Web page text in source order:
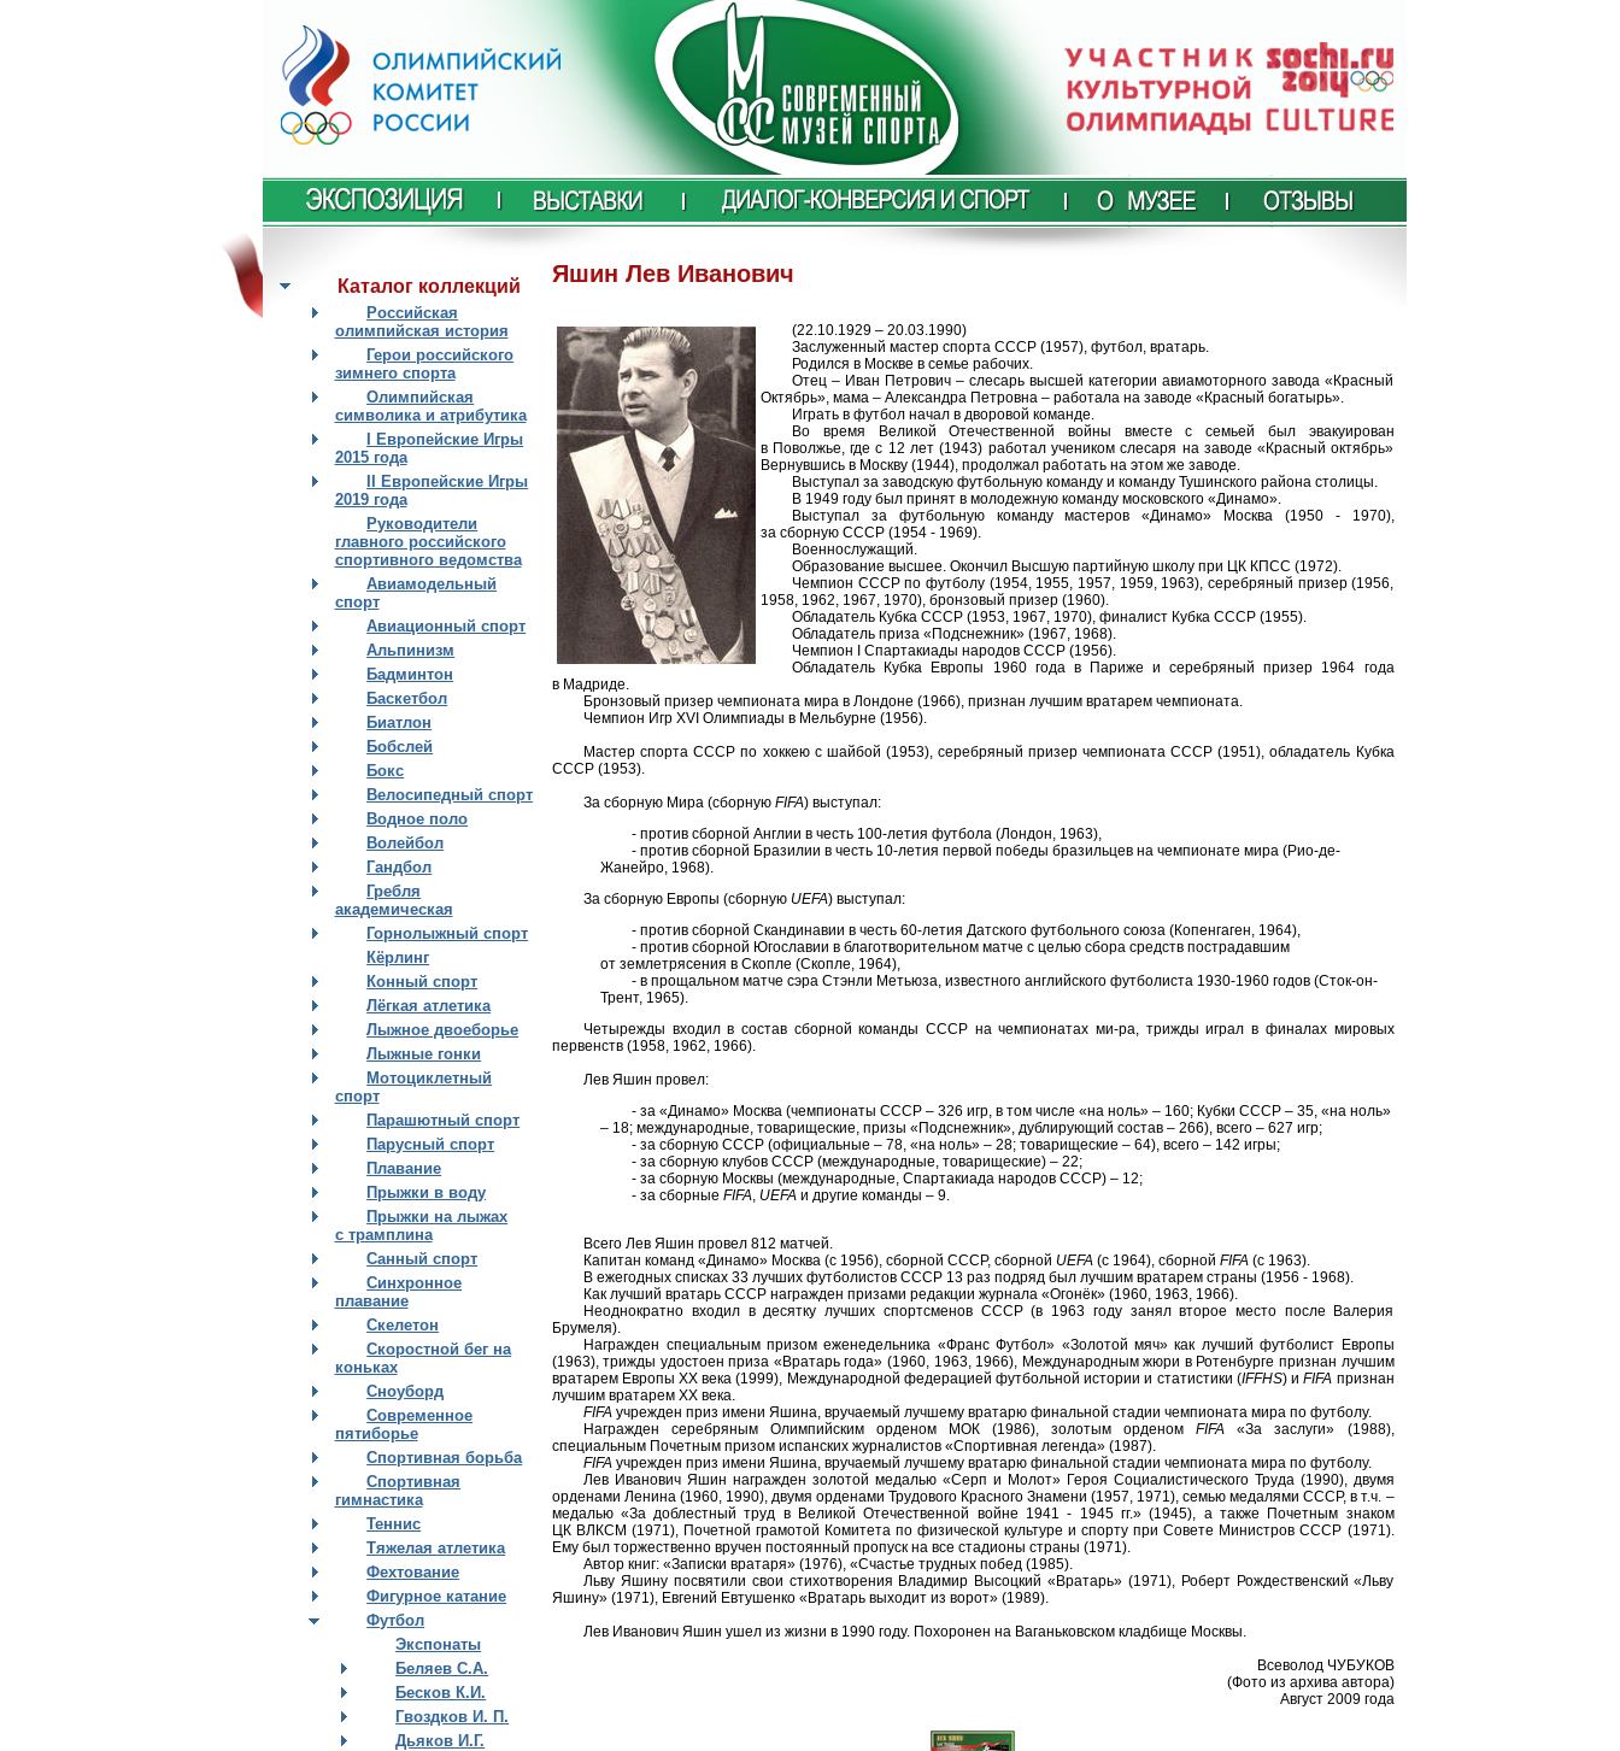
Каталог коллекций
Российская
олимпийская история
Герои российского
зимнего спорта
Олимпийская
символика и атрибутика
I Европейские Игры
2015 года
II Европейские Игры
2019 года
Руководители
главного российского
спортивного ведомства
Авиамодельный
спорт
Авиационный спорт
Альпинизм
Бадминтон
Баскетбол
Биатлон
Бобслей
Бокс
Велосипедный спорт
Водное поло
Волейбол
Гандбол
Гребля
академическая
Горнолыжный спорт
Кёрлинг
Конный спорт
Лёгкая атлетика
Лыжное двоеборье
Лыжные гонки
Мотоциклетный
спорт
Парашютный спорт
Парусный спорт
Плавание
Прыжки в воду
Прыжки на лыжах
с трамплина
Санный спорт
Синхронное
плавание
Скелетон
Скоростной бег на
коньках
Сноуборд
Современное
пятиборье
Спортивная борьба
Спортивная
гимнастика
Теннис
Тяжелая атлетика
Фехтование
Фигурное катание
Футбол
Экспонаты
Беляев С.А.
Бесков К.И.
Гвоздков И. П.
Дьяков И.Г.
Яшин Лев Иванович
(22.10.1929 – 20.03.1990)
Заслуженный мастер спорта СССР (1957), футбол, вратарь.
Родился в Москве в семье рабочих.
Отец – Иван Петрович – слесарь высшей категории авиамоторного завода «Красный
Октябрь», мама – Александра Петровна – работала на заводе «Красный богатырь».
Играть в футбол начал в дворовой команде.
Во время Великой Отечественной войны вместе с семьей был эвакуирован
в Поволжье, где с 12 лет (1943) работал учеником слесаря на заводе «Красный октябрь»
Вернувшись в Москву (1944), продолжал работать на этом же заводе.
Выступал за заводскую футбольную команду и команду Тушинского района столицы.
В 1949 году был принят в молодежную команду московского «Динамо».
Выступал за футбольную команду мастеров «Динамо» Москва (1950 - 1970),
за сборную СССР (1954 - 1969).
Военнослужащий.
Образование высшее. Окончил Высшую партийную школу при ЦК КПСС (1972).
Чемпион СССР по футболу (1954, 1955, 1957, 1959, 1963), серебряный призер (1956,
1958, 1962, 1967, 1970), бронзовый призер (1960).
Обладатель Кубка СССР (1953, 1967, 1970), финалист Кубка СССР (1955).
Обладатель приза «Подснежник» (1967, 1968).
Чемпион I Спартакиады народов СССР (1956).
Обладатель Кубка Европы 1960 года в Париже и серебряный призер 1964 года
в Мадриде.
Бронзовый призер чемпионата мира в Лондоне (1966), признан лучшим вратарем чемпионата.
Чемпион Игр XVI Олимпиады в Мельбурне (1956).
Мастер спорта СССР по хоккею с шайбой (1953), серебряный призер чемпионата СССР (1951), обладатель Кубка
СССР (1953).
За сборную Мира (сборнуюFIFA) выступал:
- против сборной Англии в честь 100-летия футбола (Лондон, 1963),
- против сборной Бразилии в честь 10-летия первой победы бразильцев на чемпионате мира (Рио-де-
Жанейро, 1968).
За сборную Европы (сборную UEFA) выступал:
- против сборной Скандинавии в честь 60-летия Датского футбольного союза (Копенгаген, 1964),
- против сборной Югославии в благотворительном матче с целью сбора средств пострадавшим
от землетрясения в Скопле (Скопле, 1964),
- в прощальном матче сэра Стэнли Метьюза, известного английского футболиста 1930-1960 годов (Сток-он-
Трент, 1965).
Четырежды входил в состав сборной команды СССР на чемпионатах ми-ра, трижды играл в финалах мировых
первенств (1958, 1962, 1966).
Лев Яшин провел:
- за «Динамо» Москва (чемпионаты СССР – 326 игр, в том числе «на ноль» – 160; Кубки СССР – 35, «на ноль»
– 18; международные, товарищеские, призы «Подснежник», дублирующий состав – 266), всего – 627 игр;
- за сборную СССР (официальные – 78, «на ноль» – 28; товарищеские – 64), всего – 142 игры;
- за сборную клубов СССР (международные, товарищеские) – 22;
- за сборную Москвы (международные, Спартакиада народов СССР) – 12;
- за сборныеFIFA UEFA и другие команды – 9.
Всего Лев Яшин провел 812 матчей.
Капитан команд «Динамо» Москва (с 1956), сборной СССР, сборной UEFA (с 1964), сборнойFIFA (с 1963).
В ежегодных списках 33 лучших футболистов СССР 13 раз подряд был лучшим вратарем страны (1956 - 1968).
Как лучший вратарь СССР награжден призами редакции журнала «Огонёк» (1960, 1963, 1966).
Неоднократно входил в десятку лучших спортсменов СССР (в 1963 году занял второе место после Валерия
Брумеля).
Награжден специальным призом еженедельника «Франс Футбол» «Золотой мяч» как лучший футболист Европы
(1963), трижды удостоен приза «Вратарь года» (1960, 1963, 1966), Международным жюри в Ротенбурге признан лучшим
вратарем Европы ХХ века (1999), Международной федерацией футбольной истории и статистики (IFFHS) иFIFA признан
лучшим вратарем XX века.
FIFA учрежден приз имени Яшина, вручаемый лучшему вратарю финальной стадии чемпионата мира по футболу.
Награжден серебряным Олимпийским орденом МОК (1986), золотым орденомFIFA
«За заслуги» (1988),
специальным Почетным призом испанских журналистов «Спортивная легенда» (1987).
FIFA учрежден приз имени Яшина, вручаемый лучшему вратарю финальной стадии чемпионата мира по футболу.
Лев Иванович Яшин награжден золотой медалью «Серп и Молот» Героя Социалистического Труда (1990), двумя
орденами Ленина (1960, 1990), двумя орденами Трудового Красного Знамени (1957, 1971), семью медалями СССР, в т.ч. –
медалью «За доблестный труд в Великой Отечественной войне 1941 - 1945 гг.» (1945), а также Почетным знаком
ЦК ВЛКСМ (1971), Почетной грамотой Комитета по физической культуре и спорту при Совете Министров СССР (1971).
Ему был торжественно вручен постоянный пропуск на все стадионы страны (1971).
Автор книг: «Записки вратаря» (1976), «Счастье трудных побед (1985).
Льву Яшину посвятили свои стихотворения Владимир Высоцкий «Вратарь» (1971), Роберт Рождественский «Льву
Яшину» (1971), Евгений Евтушенко «Вратарь выходит из ворот» (1989).
Лев Иванович Яшин ушел из жизни в 1990 году. Похоронен на Ваганьковском кладбище Москвы.
Всеволод ЧУБУКОВ
(Фото из архива автора)
Август 2009 года